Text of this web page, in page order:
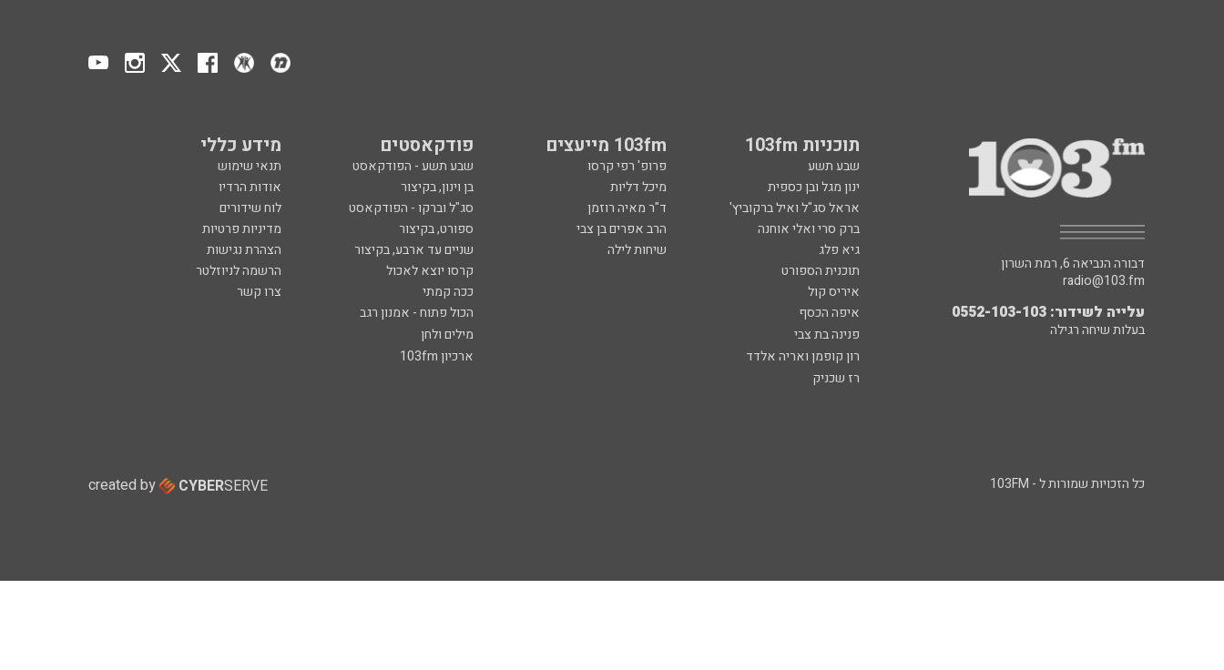
תוכניות 103fm 103fm מייעצים פודקאסטים מידע כללי
שבע תשע פרופ' רפי קרסו שבע תשע - הפודקאסט
תנאי שימוש
ינון מגל ובן כספית
מיכל דליות בן וינון, בקיצור
אודות הרדיו
אראל סג"ל ואיל ברקוביץ'
ד"ר מאיה רוזמן סג"ל וברקו - הפודקאסט
לוח שידורים
ברק סרי ואלי אוחנה
הרב אפרים בן צבי ספורט, בקיצור
מדיניות פרטיות
גיא פלג
שיחות לילה שניים עד ארבע, בקיצור
הצהרת נגישות
תוכנית הספורט
קרסו יוצא לאכול
הרשמה לניוזלטר
איריס קול
ככה קמתי
צרו קשר
איפה הכסף
הכול פתוח - אמנון רגב
פנינה בת צבי
מילים ולחן
רון קופמן ואריה אלדד
ארכיון 103fm
רז שכניק
דבורה הנביאה 6, רמת השרון
radio@103.fm
עלייה לשידור: 0552-103-103
בעלות שיחה רגילה
כל הזכויות שמורות ל - 103FM created by CYBERSERVE